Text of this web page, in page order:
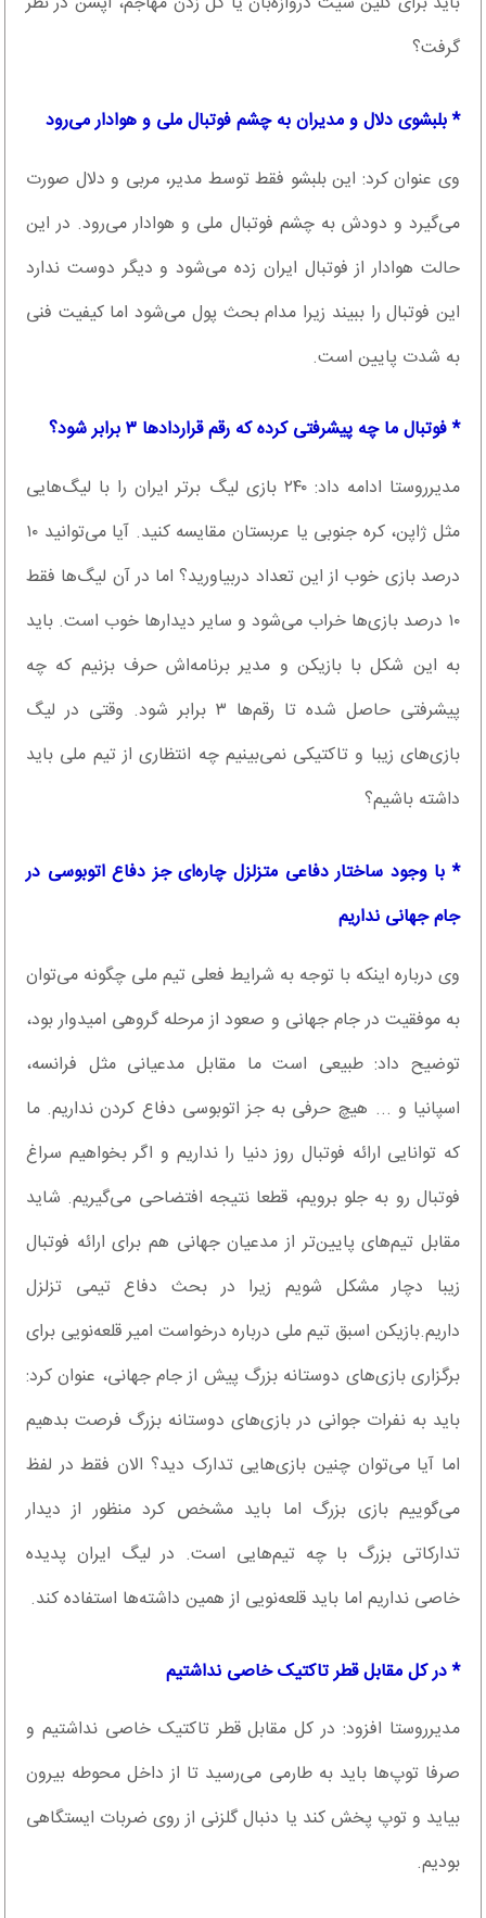
گرفت؟
* بلبشوی دلال و مدیران به چشم فوتبال ملی و هوادار می‌رود
وی عنوان کرد: این بلبشو فقط توسط مدیر، مربی و دلال صورت
می‌گیرد و دودش به چشم فوتبال ملی و هوادار می‌رود. در این
حالت هوادار از فوتبال ایران زده می‌شود و دیگر دوست ندارد
این فوتبال را ببیند زیرا مدام بحث پول می‌شود اما کیفیت فنی
به شدت پایین است.
* فوتبال ما چه پیشرفتی کرده که رقم قراردادها ۳ برابر شود؟
مدیرروستا ادامه داد: ۲۴۰ بازی لیگ برتر ایران را با لیگ‌هایی
مثل ژاپن، کره جنوبی یا عربستان مقایسه کنید. آیا می‌توانید ۱۰
درصد بازی خوب از این تعداد دربیاورید؟ اما در آن لیگ‌ها فقط
۱۰ درصد بازی‌ها خراب می‌شود و سایر دیدارها خوب است. باید
به این شکل با بازیکن و مدیر برنامه‌اش حرف بزنیم که چه
پیشرفتی حاصل شده تا رقم‌ها ۳ برابر شود. وقتی در لیگ
بازی‌های زیبا و تاکتیکی نمی‌بینیم چه انتظاری از تیم ملی باید
داشته باشیم؟
* با وجود ساختار دفاعی متزلزل چاره‌ای جز دفاع اتوبوسی در
جام جهانی نداریم
وی درباره اینکه با توجه به شرایط فعلی تیم ملی چگونه می‌توان
به موفقیت در جام جهانی و صعود از مرحله گروهی امیدوار بود،
توضیح داد: طبیعی است ما مقابل مدعیانی مثل فرانسه،
اسپانیا و ... هیچ حرفی به جز اتوبوسی دفاع کردن نداریم. ما
که توانایی ارائه فوتبال روز دنیا را نداریم و اگر بخواهیم سراغ
فوتبال رو به جلو برویم، قطعا نتیجه افتضاحی می‌گیریم. شاید
مقابل تیم‌های پایین‌تر از مدعیان جهانی هم برای ارائه فوتبال
زیبا دچار مشکل شویم زیرا در بحث دفاع تیمی تزلزل
داریم.بازیکن اسبق تیم ملی درباره درخواست امیر قلعه‌نویی برای
برگزاری بازی‌های دوستانه بزرگ پیش از جام جهانی، عنوان کرد:
باید به نفرات جوانی در بازی‌های دوستانه بزرگ فرصت بدهیم
اما آیا می‌توان چنین بازی‌هایی تدارک دید؟ الان فقط در لفظ
می‌گوییم بازی بزرگ اما باید مشخص کرد منظور از دیدار
تدارکاتی بزرگ با چه تیم‌هایی است. در لیگ ایران پدیده
خاصی نداریم اما باید قلعه‌نویی از همین داشته‌ها استفاده کند.
* در کل مقابل قطر تاکتیک خاصی نداشتیم
مدیرروستا افزود: در کل مقابل قطر تاکتیک خاصی نداشتیم و
صرفا توپ‌ها باید به طارمی می‌رسید تا از داخل محوطه بیرون
بیاید و توپ پخش کند یا دنبال گلزنی از روی ضربات ایستگاهی
بودیم.